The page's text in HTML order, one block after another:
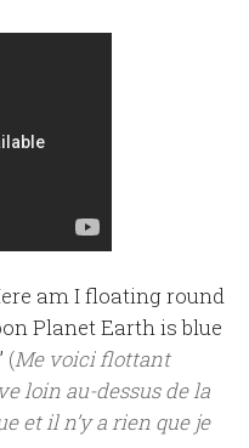
am I floating round
Planet Earth is blue
(Me voici flottant
loin au-dessus de la
et il n’y a rien que je